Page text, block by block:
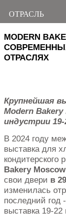
ОТРАСЛЬ
MODERN
ОТРАСЛЯХ
Крупнейшая
Modern
индустрии
В 2024 году
выставка для
кондитерского
Bakery
свои двери в
изменилась
последний год
выставка 19-22